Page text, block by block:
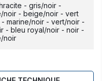
- gris/noir -
noir - beige/noir - vert
marine/noir - vert/noir -
- bleu royal/noir - noir -
noir